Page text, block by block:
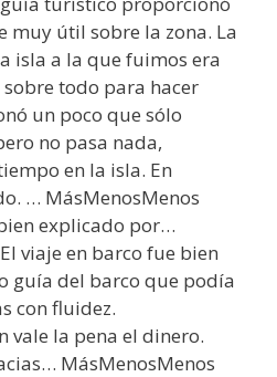
muy útil sobre la zona. La
isla a la que fuimos era
todo para hacer
un poco que sólo
no pasa nada,
en la isla. En
… MásMenosMenos
explicado por…
viaje en barco fue bien
guía del barco que podía
con fluidez.
vale la pena el dinero.
MásMenosMenos